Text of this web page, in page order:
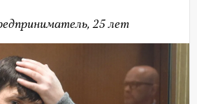
25 лет